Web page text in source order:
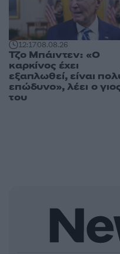
12:1708.08.26
Τζο Μπάιντεν: «Ο
καρκίνος έχει
εξαπλωθεί, είναι
επώδυνο», λέει ο
του